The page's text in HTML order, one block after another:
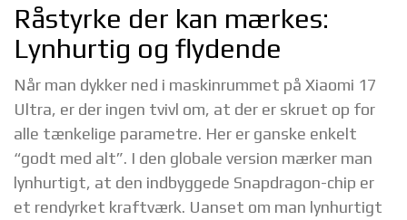
Råstyrke der kan mærkes:
Lynhurtig og flydende
Når man dykker ned i maskinrummet på Xiaomi 17
Ultra, er der ingen tvivl om, at der er skruet op for
alle tænkelige parametre. Her er ganske enkelt
“godt med alt”. I den globale version mærker man
lynhurtigt, at den indbyggede Snapdragon-chip er
et rendyrket kraftværk. Uanset om man lynhurtigt